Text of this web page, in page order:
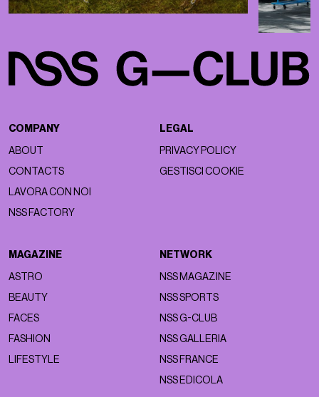
COMPANY
ABOUT
CONTACTS
LAVORA CON NOI
NSS FACTORY
LEGAL
PRIVACY POLICY
GESTISCI COOKIE
MAGAZINE
ASTRO
BEAUTY
FACES
FASHION
LIFESTYLE
NETWORK
NSS MAGAZINE
NSS SPORTS
NSS G-CLUB
NSS GALLERIA
NSS FRANCE
NSS EDICOLA